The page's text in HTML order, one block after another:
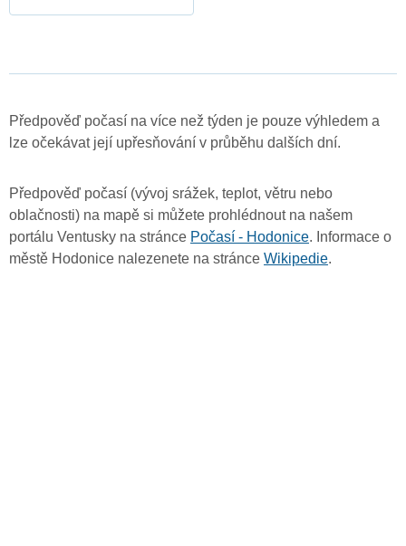
Předpověď počasí na více než týden je pouze výhledem a
lze očekávat její upřesňování v průběhu dalších dní.
Předpověď počasí (vývoj srážek, teplot, větru nebo
oblačnosti) na mapě si můžete prohlédnout na našem
portálu Ventusky na stránce Počasí - Hodonice. Informace o
městě Hodonice nalezenete na stránce Wikipedie.